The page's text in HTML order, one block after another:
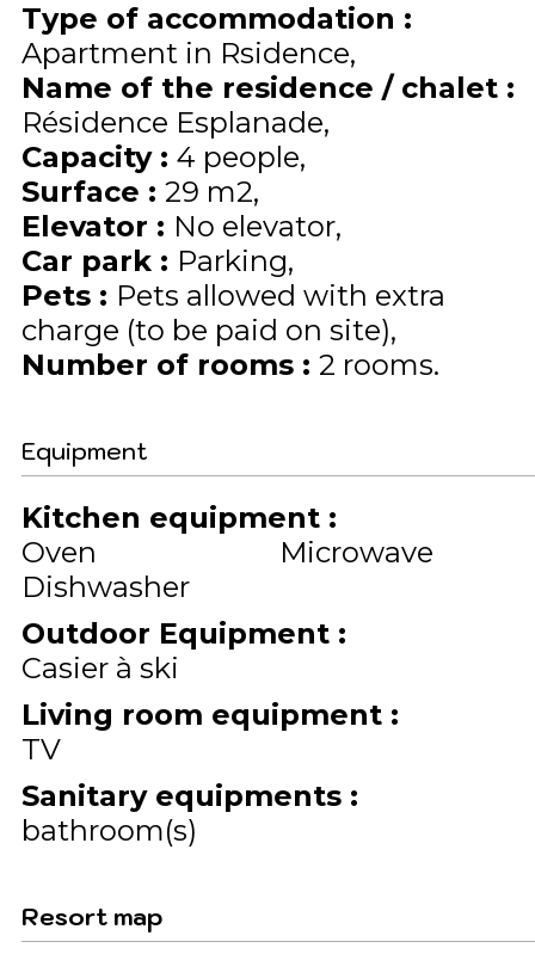
Type of accommodation :
Apartment in Rsidence
Name of the residence / chalet :
Résidence Esplanade
Capacity : 4 people
Surface : 29 m2
Elevator : No elevator
Car park : Parking
Pets : Pets allowed with extra
charge (to be paid on site)
Number of rooms : 2 rooms
Equipment
Kitchen equipment :
Oven
Microwave
Dishwasher
Outdoor Equipment :
Casier à ski
Living room equipment :
TV
Sanitary equipments :
bathroom(s)
Resort map